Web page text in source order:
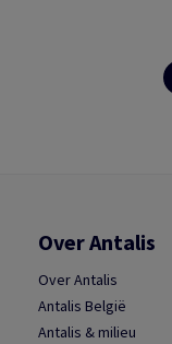
Over Antalis
Over Antalis
Antalis België
Antalis & milieu